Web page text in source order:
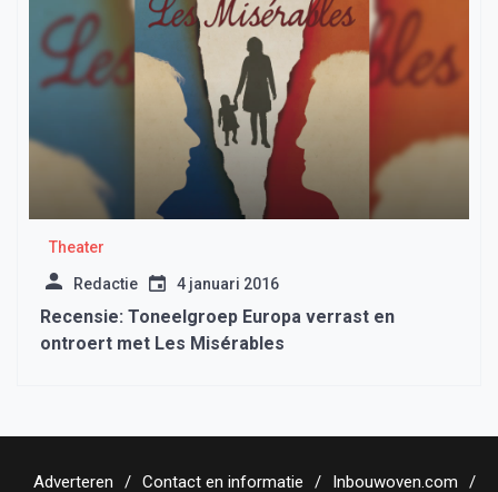
Theater
Redactie 4 januari 2016
Recensie: Toneelgroep Europa verrast en
ontroert met Les Misérables
Adverteren Contact en informatie Inbouwoven.com